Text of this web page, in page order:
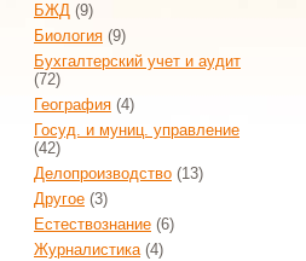
БЖД (9)
Биология (9)
Бухгалтерский учет и аудит
(72)
География (4)
Госуд. и муниц. управление
(42)
Делопроизводство (13)
Другое (3)
Естествознание (6)
Журналистика(4)